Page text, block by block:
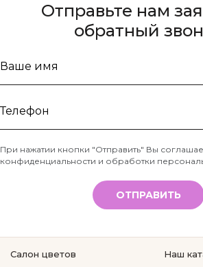
Отправьте нам
обратный
Ваше
Телефон
*
При нажатии кнопки "Отправить" Вы
конфиденциальности и обработки
ОТПРАВИТЬ
Салон цветов Наш